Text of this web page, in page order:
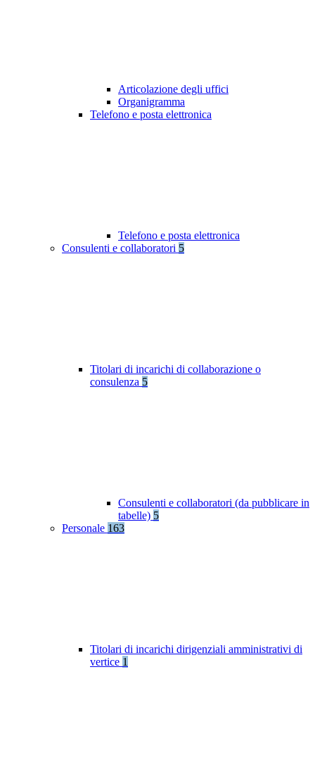
Articolazione degli uffici
Organigramma
Telefono e posta elettronica
Telefono e posta elettronica
Consulenti e collaboratori 5
Titolari di incarichi di collaborazione o
consulenza 5
Consulenti e collaboratori (da pubblicare in
tabelle) 5
Personale 163
Titolari di incarichi dirigenziali amministrativi di
vertice 1